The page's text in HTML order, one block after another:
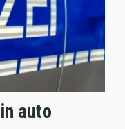
auto